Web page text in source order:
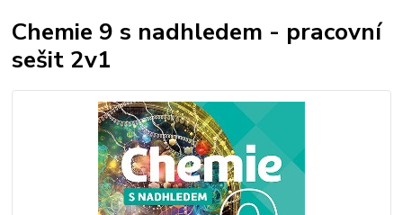
Chemie 9 s nadhledem - pracovní
sešit 2v1